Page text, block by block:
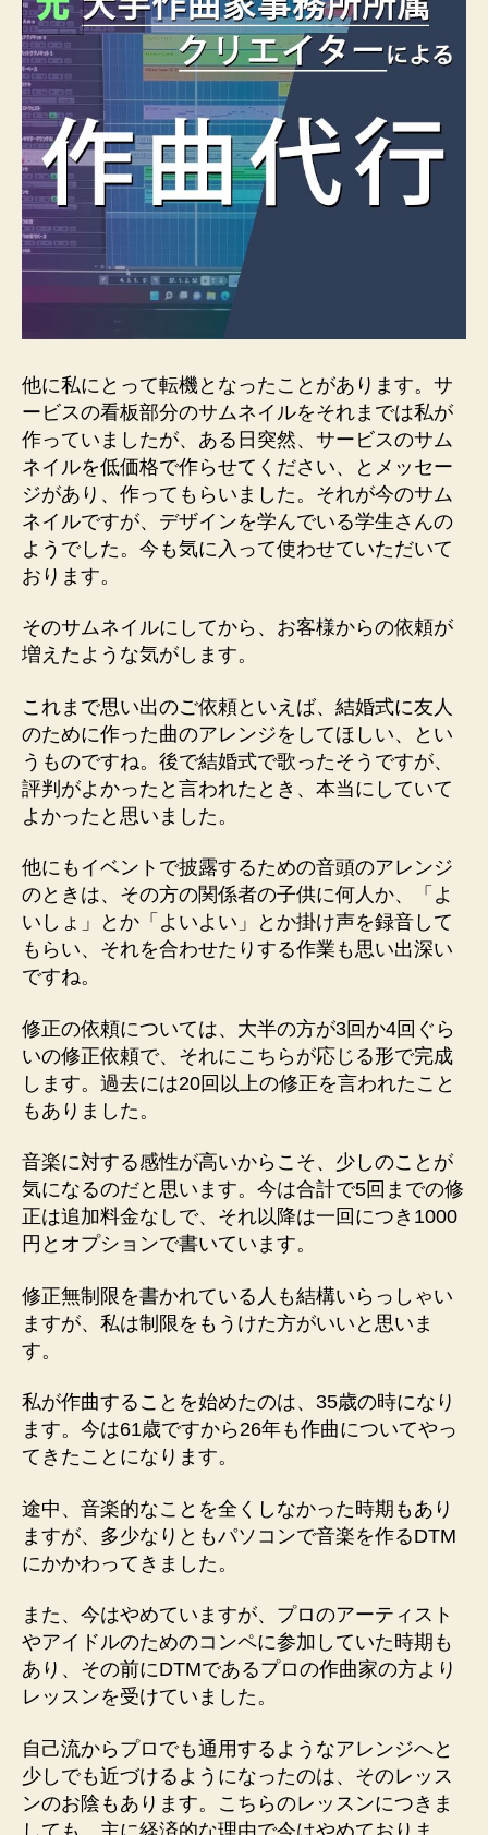
他に私にとって転機となったことがあります。サ
ービスの看板部分のサムネイルをそれまでは私が
作っていましたが、ある日突然、サービスのサム
ネイルを低価格で作らせてください、とメッセー
ジがあり、作ってもらいました。それが今のサム
ネイルですが、デザインを学んでいる学生さんの
ようでした。今も気に入って使わせていただいて
おります。
そのサムネイルにしてから、お客様からの依頼が
増えたような気がします。
これまで思い出のご依頼といえば、結婚式に友人
のために作った曲のアレンジをしてほしい、とい
うものですね。後で結婚式で歌ったそうですが、
評判がよかったと言われたとき、本当にしていて
よかったと思いました。
他にもイベントで披露するための音頭のアレンジ
のときは、その方の関係者の子供に何人か、「よ
いしょ」とか「よいよい」とか掛け声を録音して
もらい、それを合わせたりする作業も思い出深い
ですね。
修正の依頼については、大半の方が3回か4回ぐら
いの修正依頼で、それにこちらが応じる形で完成
します。過去には20回以上の修正を言われたこと
もありました。
音楽に対する感性が高いからこそ、少しのことが
気になるのだと思います。今は合計で5回までの修
正は追加料金なしで、それ以降は一回につき1000
円とオプションで書いています。
修正無制限を書かれている人も結構いらっしゃい
ますが、私は制限をもうけた方がいいと思いま
す。
私が作曲することを始めたのは、35歳の時になり
ます。今は61歳ですから26年も作曲についてやっ
てきたことになります。
途中、音楽的なことを全くしなかった時期もあり
ますが、多少なりともパソコンで音楽を作るDTM
にかかわってきました。
また、今はやめていますが、プロのアーティスト
やアイドルのためのコンペに参加していた時期も
あり、その前にDTMであるプロの作曲家の方より
レッスンを受けていました。
自己流からプロでも通用するようなアレンジへと
少しでも近づけるようになったのは、そのレッス
ンのお陰もあります。こちらのレッスンにつきま
しても、主に経済的な理由で今はやめておりま